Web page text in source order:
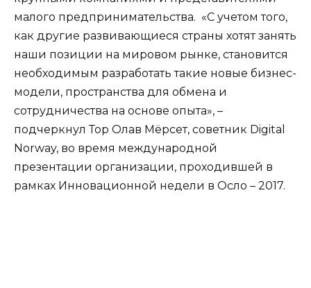
малого предпринимательства. «С учетом того,
как другие развивающиеся страны хотят занять
наши позиции на мировом рынке, становится
необходимым разработать такие новые бизнес-
модели, пространства для обмена и
сотрудничества на основе опыта», –
подчеркнул Тор Олав Мёрсет, советник Digital
Norway, во время международной
презентации организации, проходившей в
рамках Инновационной недели в Осло – 2017.